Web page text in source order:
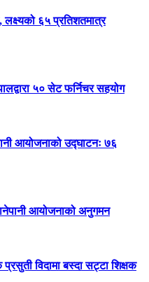
६५ प्रतिशतमात्र
५० सेट फर्निचर सहयोग
आयोजनाको उद्घाटनः ७६
आयोजनाको अनुगमन
प्रसुती विदामा बस्दा सट्टा शिक्षक